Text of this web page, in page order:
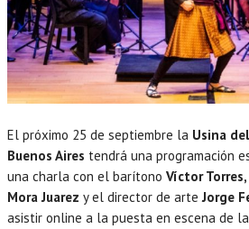
El próximo 25 de septiembre la Usina
Buenos Aires tendrá una programación
una charla con el barítono Víctor Torres,
Mora Juarez y el director de arte Jorge
asistir online a la puesta en escena de